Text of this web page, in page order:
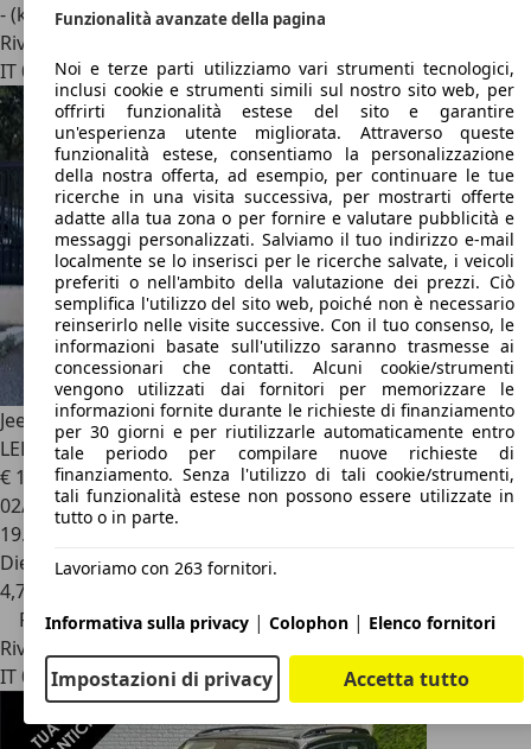
- (kWh/100 km)
Rivenditore
IT 00179Roma - Rm
Jeep Renegade1.6MJT 130CV LIMITED*24M.G.*C.L17*FULL
LED*CARPLAY
€ 18.1901€ 21.490,-
02/2023
19.000 km
Diesel
4,7 l/100 km (comb.)
Prezzo ribassato
Rivenditore
IT 00132Roma
Funzionalità avanzate della pagina
Noi e terze parti utilizziamo vari strumenti tecnologici,
inclusi cookie e strumenti simili sul nostro sito web, per
offrirti funzionalità estese del sito e garantire
un'esperienza utente migliorata. Attraverso queste
funzionalità estese, consentiamo la personalizzazione
della nostra offerta, ad esempio, per continuare le tue
ricerche in una visita successiva, per mostrarti offerte
adatte alla tua zona o per fornire e valutare pubblicità e
messaggi personalizzati. Salviamo il tuo indirizzo e-mail
localmente se lo inserisci per le ricerche salvate, i veicoli
preferiti o nell'ambito della valutazione dei prezzi. Ciò
semplifica l'utilizzo del sito web, poiché non è necessario
reinserirlo nelle visite successive. Con il tuo consenso, le
informazioni basate sull'utilizzo saranno trasmesse ai
concessionari che contatti. Alcuni cookie/strumenti
vengono utilizzati dai fornitori per memorizzare le
informazioni fornite durante le richieste di finanziamento
per 30 giorni e per riutilizzarle automaticamente entro
tale periodo per compilare nuove richieste di
finanziamento. Senza l'utilizzo di tali cookie/strumenti,
tali funzionalità estese non possono essere utilizzate in
tutto o in parte.
Lavoriamo con 263 fornitori.
Informativa sulla privacy | Colophon | Elenco fornitori
Impostazioni di privacy Accetta tutto